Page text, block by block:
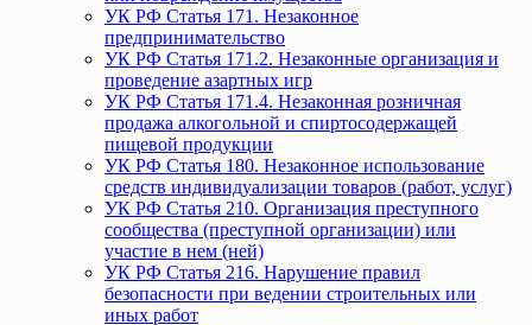
УК РФ Статья 171. Незаконное
предпринимательство
УК РФ Статья 171.2. Незаконные организация и
проведение азартных игр
УК РФ Статья 171.4. Незаконная розничная
продажа алкогольной и спиртосодержащей
пищевой продукции
УК РФ Статья 180. Незаконное использование
средств индивидуализации товаров (работ, услуг)
УК РФ Статья 210. Организация преступного
сообщества (преступной организации) или
участие в нем (ней)
УК РФ Статья 216. Нарушение правил
безопасности при ведении строительных или
иных работ